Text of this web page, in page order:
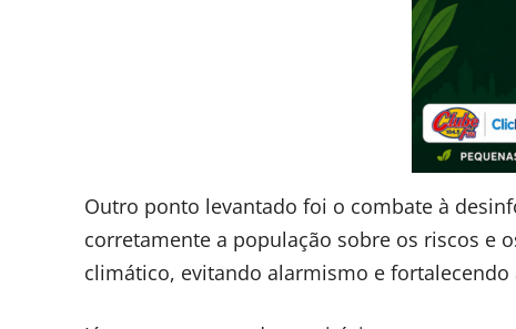
Outro ponto levantado foi o combate à
corretamente a população sobre os riscos e
climático, evitando alarmismo e fortalecendo